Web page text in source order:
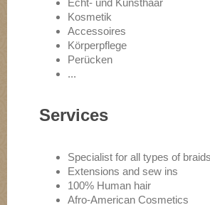
Kosmetik
Accessoires
Körperpflege
Perücken
...
Services
Specialist for all types of
Extensions and sew ins
100% Human hair
Afro-American Cosmetics